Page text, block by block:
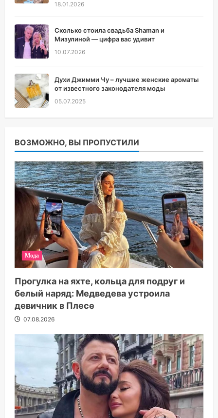
18.01.2026
Сколько стоила свадьба Shaman и
Мизулиной — цифра вас удивит
10.07.2026
Духи Джимми Чу – лучшие женские ароматы
от известного законодателя моды
05.07.2025
ВОЗМОЖНО, ВЫ ПРОПУСТИЛИ
Мода
Прогулка на яхте, кольца для подруг и
белый наряд: Медведева устроила
девичник в Плесе
07.08.2026